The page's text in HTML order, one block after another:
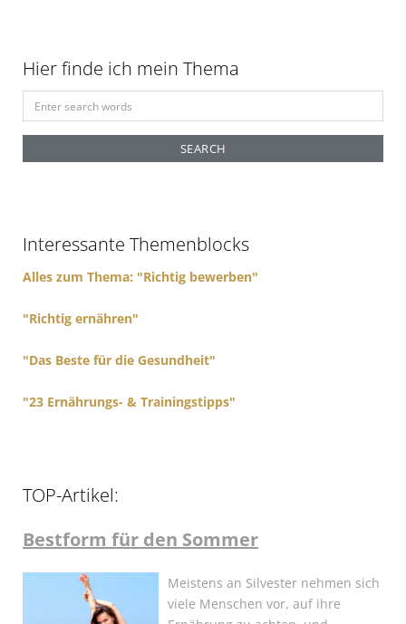
Hier finde ich mein Thema
e
r
o
Interessante Themenblocks
Alles zum Thema: "Richtig bewerben"
"Richtig ernähren"
"Das Beste für die Gesundheit"
"23 Ernährungs- & Trainingstipps"
TOP-Artikel:
Bestform für den Sommer
Meistens an Silvester nehmen sich
viele Menschen vor, auf ihre